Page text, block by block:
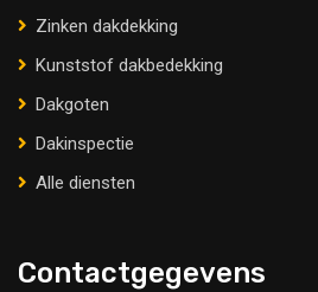
Zinken dakdekking
Kunststof dakbedekking
Dakgoten
Dakinspectie
Alle diensten
Contactgegevens